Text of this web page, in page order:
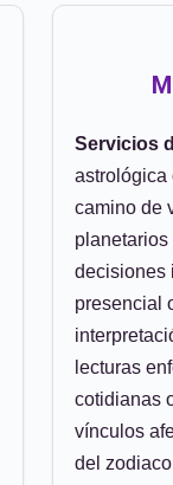
Servicios
astrológica
camino de
decisiones
presencial
lecturas
cotidianas
vínculos
del zodiaco